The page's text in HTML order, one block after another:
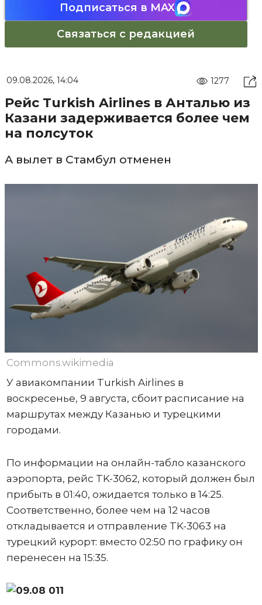
Подписаться в MAX
Связаться с редакцией
09.08.2026, 14:04 1277
Рейс Turkish Airlines в Анталью из
Казани задерживается более чем
на полсуток
А вылет в Стамбул отменен
Commons.wikimedia
У авиакомпании Turkish Airlines в
воскресенье, 9 августа, сбоит расписание на
маршрутах между Казанью и турецкими
городами.
По информации на онлайн-табло казанского
аэропорта, рейс TK-3062, который должен был
прибыть в 01:40, ожидается только в 14:25.
Соответственно, более чем на 12 часов
откладывается и отправление TK-3063 на
турецкий курорт: вместо 02:50 по графику он
перенесен на 15:35.